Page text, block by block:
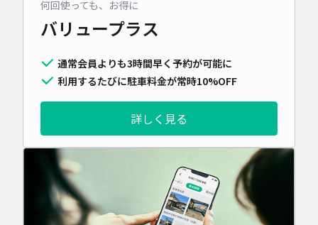
何回使っても、お得に
バリュープラス
通常会員よりも3時間早く予約が可能に
利用するたびに駐車料金が常時10%OFF
詳しく見る